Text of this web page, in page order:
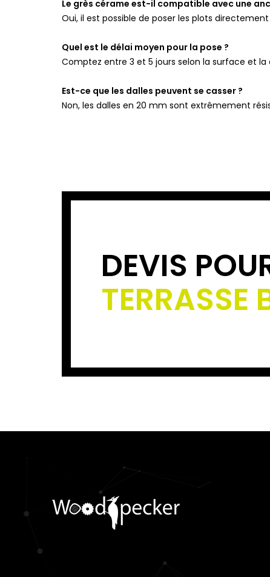
Le grès cérame est-il compatible avec une
Oui, il est possible de poser les plots
Quel est le délai moyen pour la pose ?
Comptez entre 3 et 5 jours selon la surface et
Est-ce que les dalles peuvent se casser ?
Non, les dalles en 20 mm sont extrêmement
DEVIS
TERRASSE